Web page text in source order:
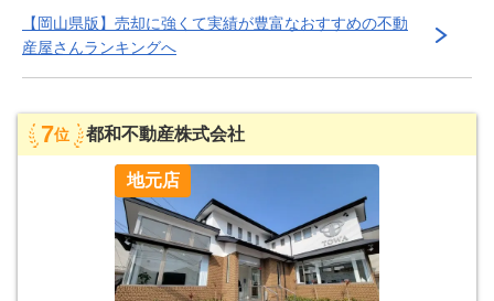
【 岡山県版】 売却に強くて実績が豊富なおすすめの不動
産屋さんランキングへ
7位 都和不動産株式会社
地元店